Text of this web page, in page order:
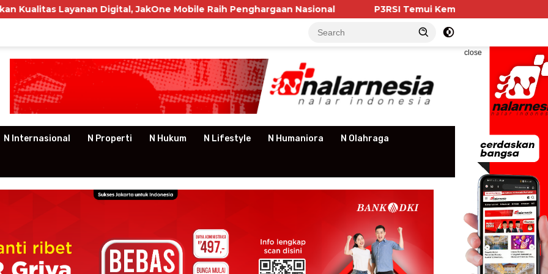
Digital, JakOne Mobile Raih Penghargaan Nasional P3RSI Temui Kementerian PKP, Pengurus
close
N Internasional N Properti N Hukum N Lifestyle N Humaniora N Olahraga